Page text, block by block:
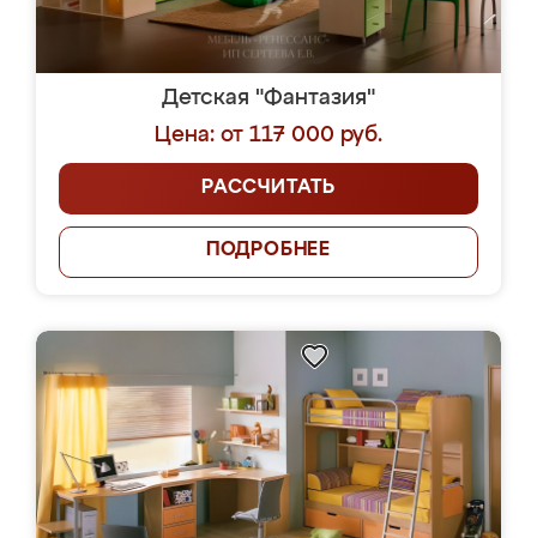
Детская "Фантазия"
Цена: от 117 000 руб.
РАССЧИТАТЬ
ПОДРОБНЕЕ